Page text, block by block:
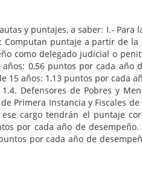
a saber: I.- Para la
Computan puntaje a partir de
como delegado judicial o
0,56 puntos por cada año
años: 1,13 puntos por cada
Defensores de Pobres y
Primera Instancia y Fiscales
cargo tendrán el puntaje
por cada año de
por cada año de